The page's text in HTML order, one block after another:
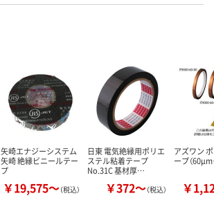
矢崎エナジーシステム
矢崎 絶縁ビニールテー
プ
￥19,575～（税込）
日東 電気絶縁用ポリエ
ステル粘着テープ
No.31C 基材厚…
￥372～（税込）
アズワン
ープ（
￥